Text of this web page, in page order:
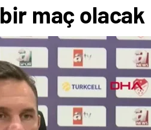
maç olacak